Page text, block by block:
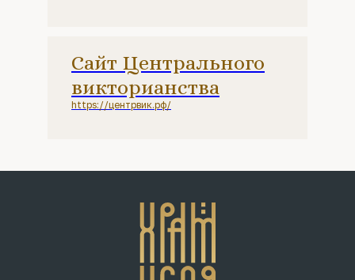
Сайт Центрального
викторианства
https://центрвик.рф/